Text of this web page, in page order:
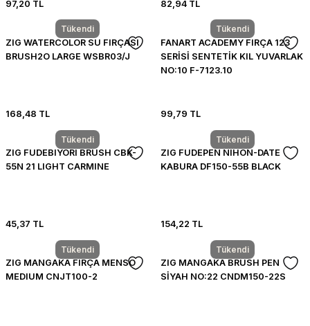
97,20 TL 82,94 TL
Tükendi
ZIG WATERCOLOR SU FIRÇASI
BRUSH2O LARGE WSBR03/J
168,48 TL
Tükendi
FANART ACADEMY FIRÇA 123
SERİSİ SENTETİK KIL YUVARLAK
NO:10 F-7123.10
99,79 TL
Tükendi
ZIG FUDEBIYORI BRUSH CBK-
55N 21 LIGHT CARMINE
45,37 TL
Tükendi
ZIG FUDEPEN NIHON-DATE
KABURA DF150-55B BLACK
154,22 TL
Tükendi
ZIG MANGAKA FIRÇA MENSO
MEDIUM CNJT100-2
Tükendi
ZIG MANGAKA BRUSH PEN
SİYAH NO:22 CNDM150-22S